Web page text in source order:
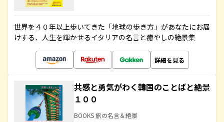
世界を４０年以上歩いてきた「地球の歩き方」があなたにお届
けする、人生を輝かせるイタリアの名言と癒やしの絶景集
詳細を見る
共感と勇気がわく韓国のことばと絶景
１００
BOOKS 旅の名言＆絶景